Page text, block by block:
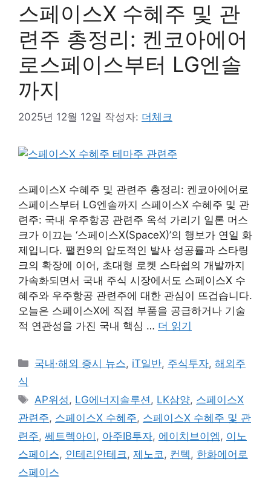
스페이스X 수혜주 및 관
련주 총정리: 켄코아에어
로스페이스부터 LG엔솔
까지
2025년 12월 12일 작성자: 더체크
스페이스X 수혜주 및 관련주 총정리: 켄코아에어로
스페이스부터 LG엔솔까지 스페이스X 수혜주 및 관
련주: 국내 우주항공 관련주 옥석 가리기 일론 머스
크가 이끄는 ‘스페이스X(SpaceX)’의 행보가 연일 화
제입니다. 팰컨9의 압도적인 발사 성공률과 스타링
크의 확장에 이어, 초대형 로켓 스타쉽의 개발까지
가속화되면서 국내 주식 시장에서도 스페이스X 수
혜주와 우주항공 관련주에 대한 관심이 뜨겁습니다.
오늘은 스페이스X에 직접 부품을 공급하거나 기술
적 연관성을 가진 국내 핵심 … 더 읽기
카
리
국내·해외 증시 뉴스, iT일반, 주식투자,해외주
식
태
그
AP위성 , LG에너지솔루션 , LK삼양, 스페이스X
관련주, 스페이스X 수혜주, 스페이스X 수혜주 및 관
련주, 쎄트렉아이 , 아주IB투자, 에이치브이엠 , 이노
스페이스, 인테리안테크 , 제노코 , 컨텍 , 한화에어로
스페이스